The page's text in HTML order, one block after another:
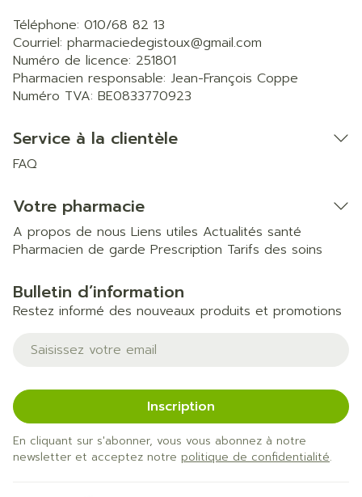
Téléphone: 010/68 82 13
Courriel: pharmaciedegistoux@gmail.com
Numéro de licence: 251801
Pharmacien responsable: Jean-François Coppe
Numéro TVA: BE0833770923
Service à la clientèle
FAQ
Votre pharmacie
A propos de nous Liens utiles Actualités santé
Pharmacien de garde Prescription Tarifs des soins
Bulletin d’information
Restez informé des nouveaux produits et promotions
Adresse mail
Inscription
En cliquant sur s'abonner, vous vous abonnez à notre
newsletter et acceptez notre politique de confidentialité.